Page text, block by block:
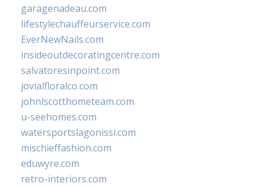
garagenadeau.com
lifestylechauffeurservice.com
EverNewNails.com
insideoutdecoratingcentre.com
salvatoresinpoint.com
jovialfloralco.com
johnlscotthometeam.com
u-seehomes.com
watersportslagonissi.com
mischieffashion.com
eduwyre.com
retro-interiors.com